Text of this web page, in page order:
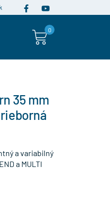
0
35 mm
a variabilný
a MULTI